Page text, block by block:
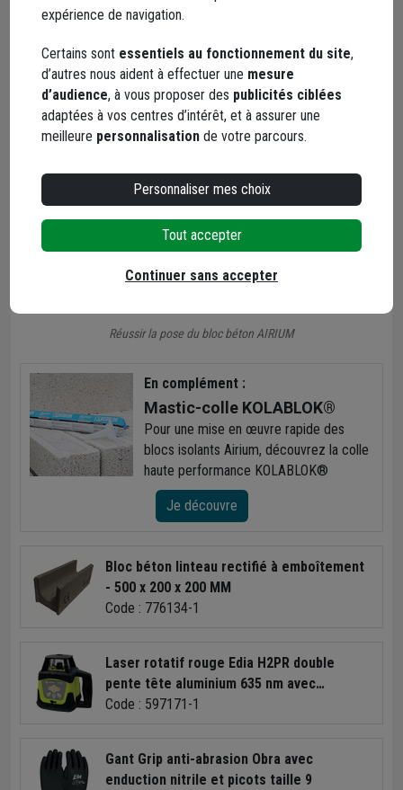
Guide de mise en œuvre
Réussir la pose du bloc béton AIRIUM
En complément :
Mastic-colle KOLABLOK®
Pour une mise en œuvre rapide des
blocs isolants Airium, découvrez la colle
haute performance KOLABLOK®
Je découvre
Bloc béton linteau rectifié à emboîtement
- 500 x 200 x 200 MM
Code : 776134-1
Laser rotatif rouge Edia H2PR double
pente tête aluminium 635 nm avec
batteries et chargeur
Code : 597171-1
Gant Grip anti-abrasion Obra avec
enduction nitrile et picots taille 9
expérience de navigation.
Certains sont essentiels au fonctionnement du site,
d’autres nous aident à effectuer une mesure
d’audience, à vous proposer des publicités ciblées
adaptées à vos centres d’intérêt, et à assurer une
meilleure personnalisation de votre parcours.
Personnaliser mes choix
Tout accepter
Continuer sans accepter